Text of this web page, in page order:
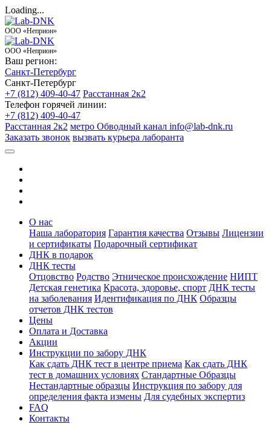
Loading...
ООО «Неприон»
ООО «Неприон»
Ваш регион:
Санкт-Петербург
Санкт-Петербург
+7 (812) 409-40-47 Расстанная 2к2
Телефон горячей линии:
+7 (812) 409-40-47
Расстанная 2к2 метро Обводный канал info@lab-dnk.ru
Заказать звонок вызвать курьера лаборанта
О нас
Наша лаборатория Гарантия качества Отзывы Лицензии
и сертификаты Подарочный сертификат
ДНК в подарок
ДНК тесты
Отцовство Родство Этническое происхождение НИПТ
Детская генетика Красота, здоровье, спорт ДНК тесты
на заболевания Идентификация по ДНК Образцы
отчетов ДНК тестов
Цены
Оплата и Доставка
Акции
Инструкции по забору ДНК
Как сдать ДНК тест в центре приема Как сдать ДНК
тест в домашних условиях Стандартные Образцы
Нестандартные образцы Инструкция по забору для
определения факта измены Для судебных экспертиз
FAQ
Контакты